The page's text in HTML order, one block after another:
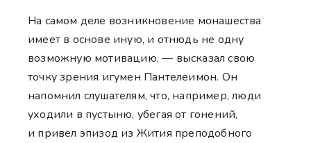
На самом деле возникновение монашества
имеет в основе иную, и отнюдь не одну
возможную мотивацию, — высказал свою
точку зрения игумен Пантелеимон. Он
напомнил слушателям, что, например, люди
уходили в пустыню, убегая от гонений,
и привел эпизод из Жития преподобного